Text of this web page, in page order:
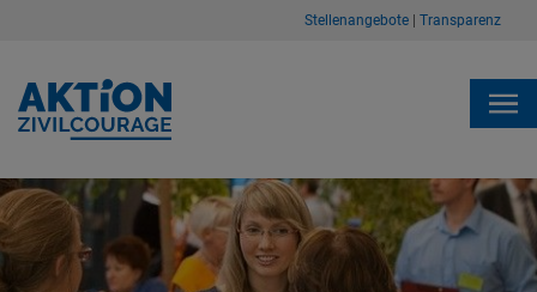
Stellenangebote Transparenz